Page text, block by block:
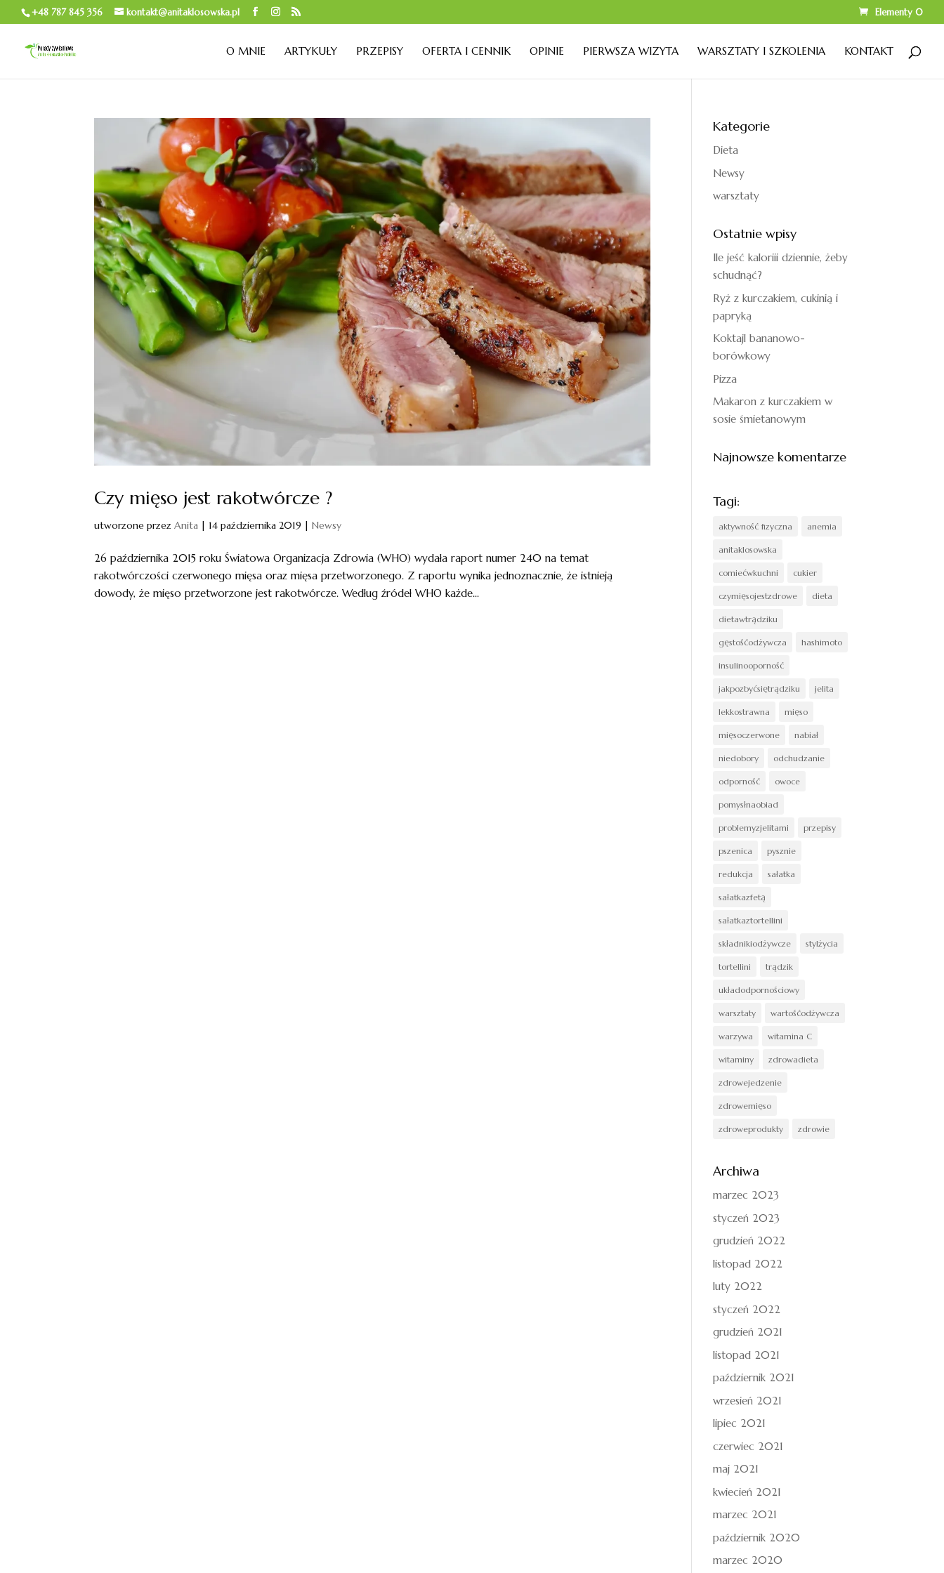
+48 787 845 356 kontakt@anitaklosowska.pl Elementy 0
O MNIE ARTYKUŁY PRZEPISY OFERTA I CENNIK OPINIE PIERWSZA WIZYTA WARSZTATY I SZKOLENIA KONTAKT
Czy mięso jest rakotwórcze ?
utworzone przezAnita | 14 października 2019 |Newsy
26 października 2015 roku Światowa Organizacja Zdrowia (WHO) wydała raport numer 240 na temat
rakotwórczości czerwonego mięsa oraz mięsa przetworzonego. Z raportu wynika jednoznacznie, że istnieją
dowody, że mięso przetworzone jest rakotwórcze. Według źródeł WHO każde...
Kategorie
Dieta
Newsy
warsztaty
Ostatnie wpisy
Ile jeść kaloriii dziennie, żeby
schudnąć?
Ryż z kurczakiem, cukinią i
papryką
Koktajl bananowo-
borówkowy
Pizza
Makaron z kurczakiem w
sosie śmietanowym
Najnowsze komentarze
Tagi:
aktywność fizyczna anemia
anitaklosowska
comiećwkuchni cukier
czymięsojestzdrowe dieta
dietawtrądziku
gęstośćodżywcza hashimoto
insulinooporność
jakpozbyćsiętrądziku jelita
lekkostrawna mięso
mięsoczerwone nabiał
niedobory odchudzanie
odporność owoce
pomysłnaobiad
problemyzjelitami przepisy
pszenica pysznie
redukcja sałatka
sałatkazfetą
sałatkaztortellini
składnikiodżywcze stylżycia
tortellini trądzik
układodpornościowy
warsztaty wartośćodżywcza
warzywa witamina C
witaminy zdrowadieta
zdrowejedzenie
zdrowemięso
zdroweprodukty zdrowie
Archiwa
marzec 2023
styczeń 2023
grudzień 2022
listopad 2022
luty 2022
styczeń 2022
grudzień 2021
listopad 2021
październik 2021
wrzesień 2021
lipiec 2021
czerwiec 2021
maj 2021
kwiecień 2021
marzec 2021
październik 2020
marzec 2020